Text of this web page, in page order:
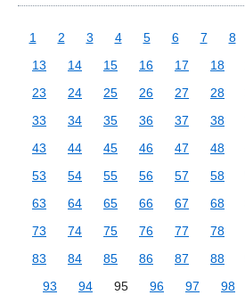
1 2 3 4 5 6 7 8
13
14 15 16 17 18
23
24 25 26 27 28
33
34 35 36 37 38
43
44 45 46 47 48
53
54 55 56 57 58
63
64 65 66 67 68
73
74 75 76 77 78
83
84 85 86 87 88
93
94 95 96 97 98